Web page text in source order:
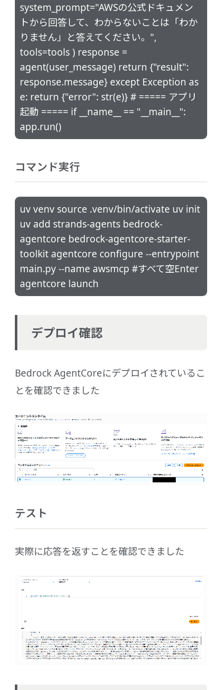
system_prompt="AWSの公式ドキュメン
トから回答して、わからないことは「わか
りません」と答えてください。",
tools=tools ) response =
agent(user_message) return {"result":
response.message} except Exception as
e: return {"error": str(e)} # ===== アプリ
起動 ===== if __name__ == "__main__":
app.run()
コマンド実行
uv venv source .venv/bin/activate uv init
uv add strands-agents bedrock-
agentcore bedrock-agentcore-starter-
toolkit agentcore configure --entrypoint
main.py --name awsmcp #すべて空Enter
agentcore launch
デプロイ確認
Bedrock AgentCoreにデプロイされているこ
とを確認できました
テスト
実際に応答を返すことを確認できました